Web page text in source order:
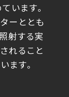
います。
ーととも
射する実
れること
ます。